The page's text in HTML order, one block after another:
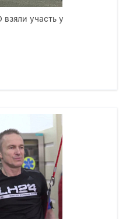
участь у